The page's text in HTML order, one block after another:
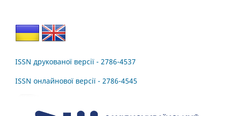
ISSN друкованої версії - 2786-4537
ISSN онлайнової версії - 2786-4545